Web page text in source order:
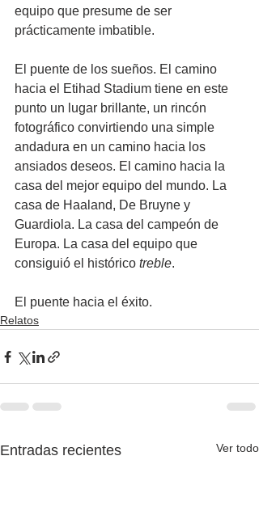
equipo que presume de ser
prácticamente imbatible.
El puente de los sueños. El camino
hacia el Etihad Stadium tiene en este
punto un lugar brillante, un rincón
fotográfico convirtiendo una simple
andadura en un camino hacia los
ansiados deseos. El camino hacia la
casa del mejor equipo del mundo. La
casa de Haaland, De Bruyne y
Guardiola. La casa del campeón de
Europa. La casa del equipo que
consiguió el histórico treble.
El puente hacia el éxito.
Relatos
Entradas recientes Ver todo